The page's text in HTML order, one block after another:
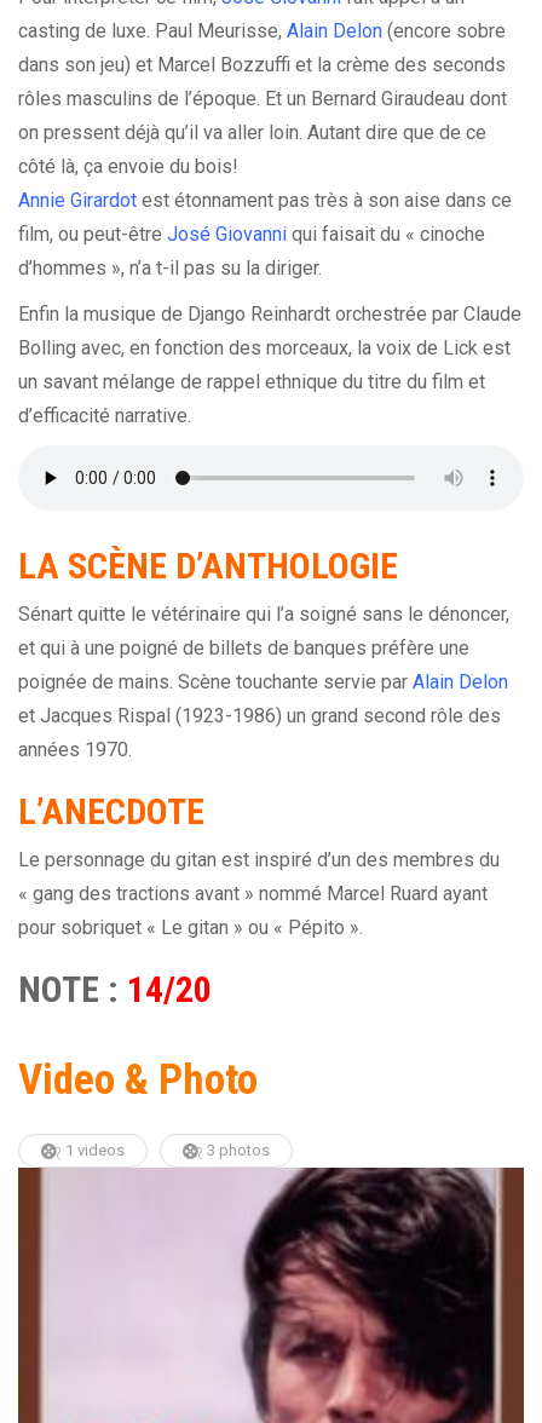
casting de luxe. Paul Meurisse, Alain Delon (encore sobre
dans son jeu) et Marcel Bozzuffi et la crème des seconds
rôles masculins de l’époque. Et un Bernard Giraudeau dont
on pressent déjà qu’il va aller loin. Autant dire que de ce
côté là, ça envoie du bois!
Annie Girardot est étonnament pas très à son aise dans ce
film, ou peut-être José Giovanni qui faisait du « cinoche
d’hommes », n’a t-il pas su la diriger.
Enfin la musique de Django Reinhardt orchestrée par Claude
Bolling avec, en fonction des morceaux, la voix de Lick est
un savant mélange de rappel ethnique du titre du film et
d’efficacité narrative.
LA SCÈNE D’ANTHOLOGIE
Sénart quitte le vétérinaire qui l’a soigné sans le dénoncer,
et qui à une poigné de billets de banques préfère une
poignée de mains. Scène touchante servie par Alain Delon
et Jacques Rispal (1923-1986) un grand second rôle des
années 1970.
L’ANECDOTE
Le personnage du gitan est inspiré d’un des membres du
« gang des tractions avant » nommé Marcel Ruard ayant
pour sobriquet « Le gitan » ou « Pépito ».
NOTE : 14/20
Video & Photo
1 videos 3 photos